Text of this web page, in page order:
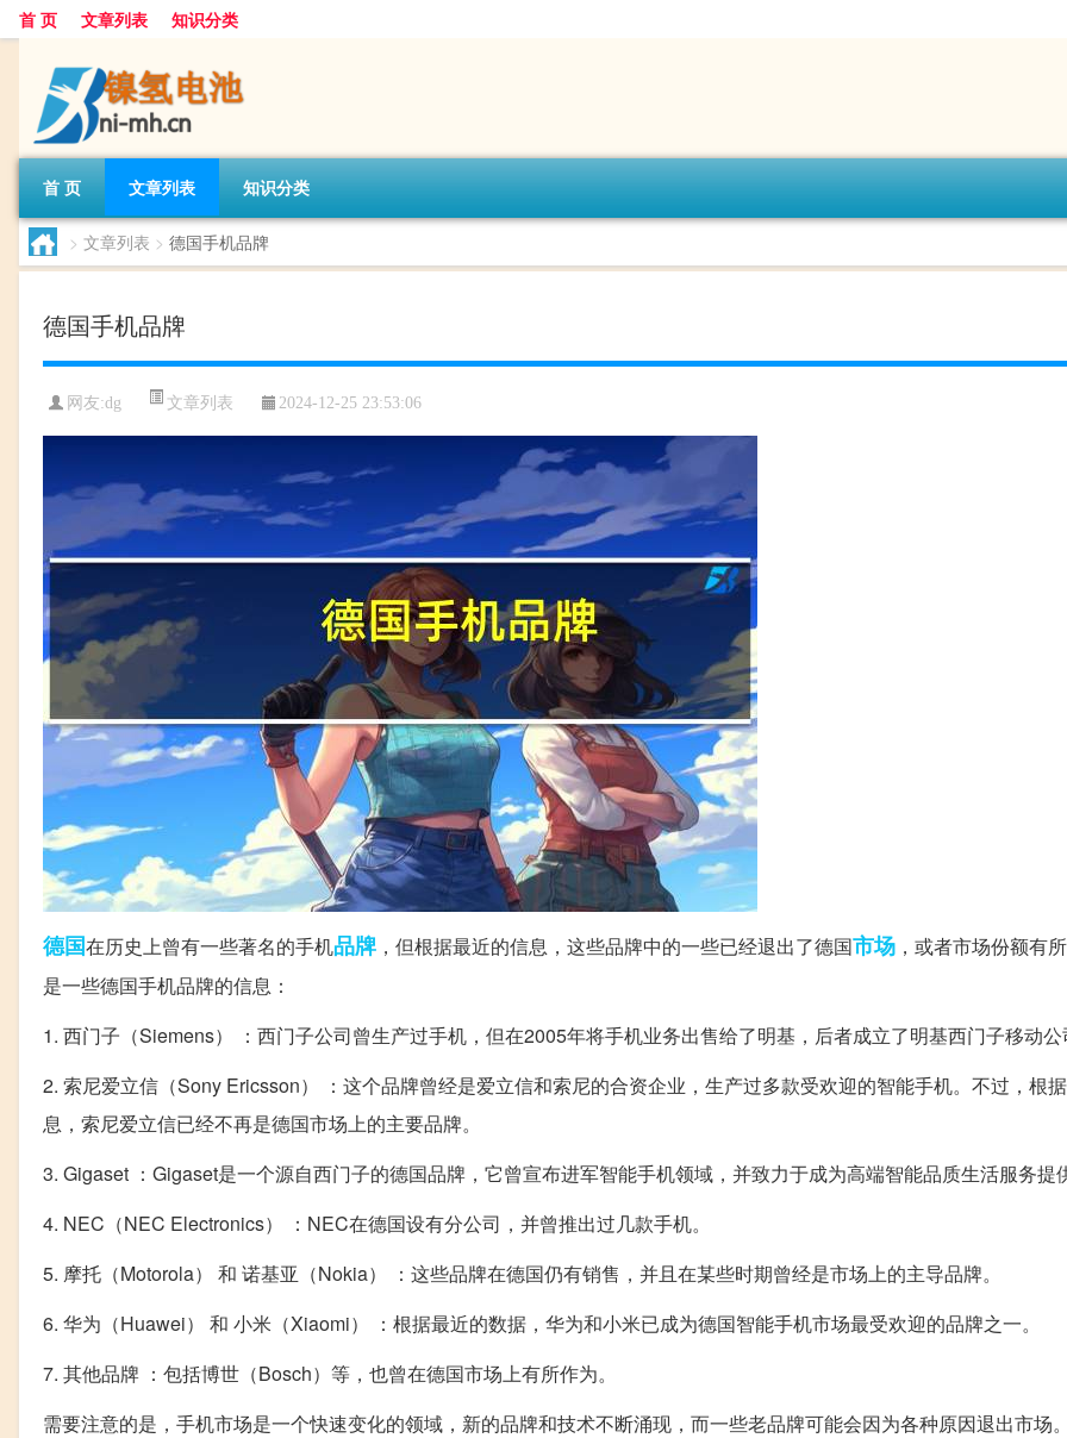
首 页 文章列表 知识分类
首 页 文章列表 知识分类
> 文章列表 > 德国手机品牌
德国手机品牌
网友:dg 文章列表 2024-12-25 23:53:06
德国在历史上曾有一些著名的手机品牌 ，但根据最近的信息，这些品牌中的一些已经退出了德国市场 ，或者市场份额有
是一些德国手机品牌的信息：
1. 西门子（Siemens） ：西门子公司曾生产过手机，但在2005年将手机业务出售给了明基，后者成立了明基西门子移动
2. 索尼爱立信（Sony Ericsson） ：这个品牌曾经是爱立信和索尼的合资企业，生产过多款受欢迎的智能手机。不过，根
息，索尼爱立信已经不再是德国市场上的主要品牌。
3. Gigaset ：Gigaset是一个源自西门子的德国品牌，它曾宣布进军智能手机领域，并致力于成为高端智能品质生活服务提
4. NEC（NEC Electronics） ：NEC在德国设有分公司，并曾推出过几款手机。
5. 摩托（Motorola） 和 诺基亚（Nokia） ：这些品牌在德国仍有销售，并且在某些时期曾经是市场上的主导品牌。
6. 华为（Huawei） 和 小米（Xiaomi） ：根据最近的数据，华为和小米已成为德国智能手机市场最受欢迎的品牌之一。
7. 其他品牌 ：包括博世（Bosch）等，也曾在德国市场上有所作为。
需要注意的是，手机市场是一个快速变化的领域，新的品牌和技术不断涌现，而一些老品牌可能会因为各种原因退出市场